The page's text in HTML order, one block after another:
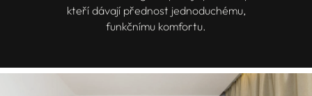
kteří dávají přednost jednoduchému,
funkčnímu komfortu.